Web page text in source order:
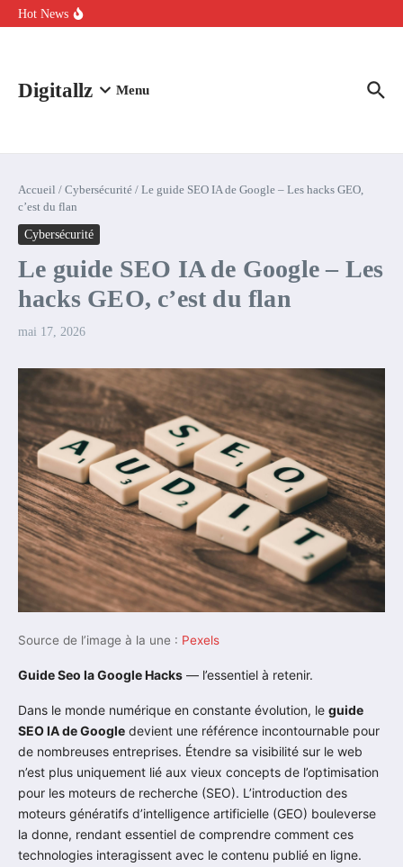
Aller au contenu
Hot News
Comment l’IA simplifie la data de caisse pour la transformer en
Digitallz Menu
Accueil / Cybersécurité / Le guide SEO IA de Google – Les hacks GEO,
c’est du flan
Cybersécurité
Le guide SEO IA de Google – Les
hacks GEO, c’est du flan
mai 17, 2026
Source de l’image à la une : Pexels
Guide Seo Ia Google Hacks — l’essentiel à retenir.
Dans le monde numérique en constante évolution, le guide
SEO IA de Google devient une référence incontournable pour
de nombreuses entreprises. Étendre sa visibilité sur le web
n’est plus uniquement lié aux vieux concepts de l’optimisation
pour les moteurs de recherche (SEO). L’introduction des
moteurs génératifs d’intelligence artificielle (GEO) bouleverse
la donne, rendant essentiel de comprendre comment ces
technologies interagissent avec le contenu publié en ligne.